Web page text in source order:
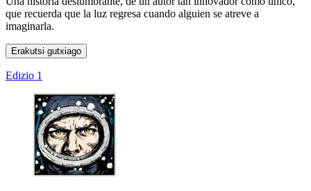
que recuerda que la luz regresa cuando alguien se atreve a
imaginarla.
Erakutsi gutxiago
Edizio 1